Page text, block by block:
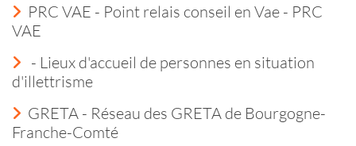
PRC VAE - Point relais conseil en Vae - PRC
VAE
- Lieux d'accueil de personnes en situation
d'illettrisme
GRETA - Réseau des GRETA de Bourgogne-
Franche-Comté